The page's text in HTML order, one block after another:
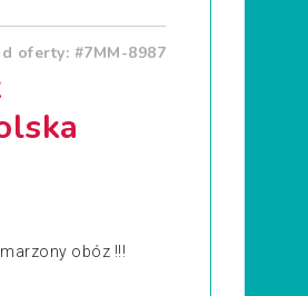
oferty: #7MM-8987
obóz !!!